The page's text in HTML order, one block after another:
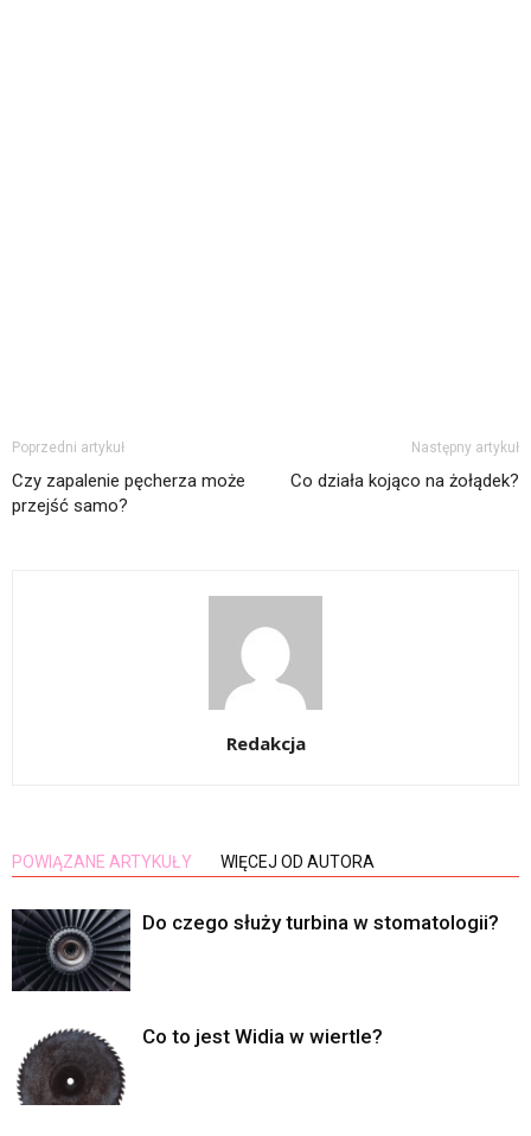
Poprzedni artykuł
Czy zapalenie pęcherza może
przejść samo?
Następny artykuł
Co działa kojąco na żołądek?
Redakcja
POWIĄZANE ARTYKUŁY WIĘCEJ OD AUTORA
Do czego służy turbina w stomatologii?
Co to jest Widia w wiertle?